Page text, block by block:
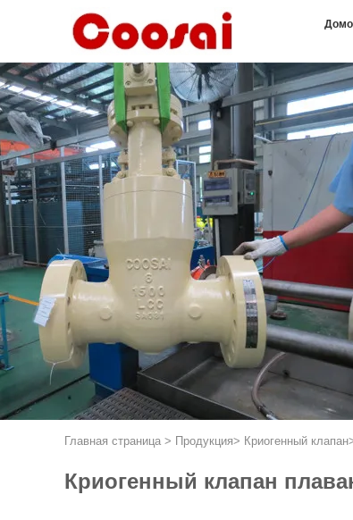
Главная страница > Продукция> Криогенный клапан
Криогенный клапан